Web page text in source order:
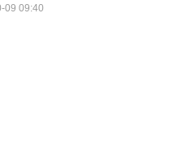
09 09:40